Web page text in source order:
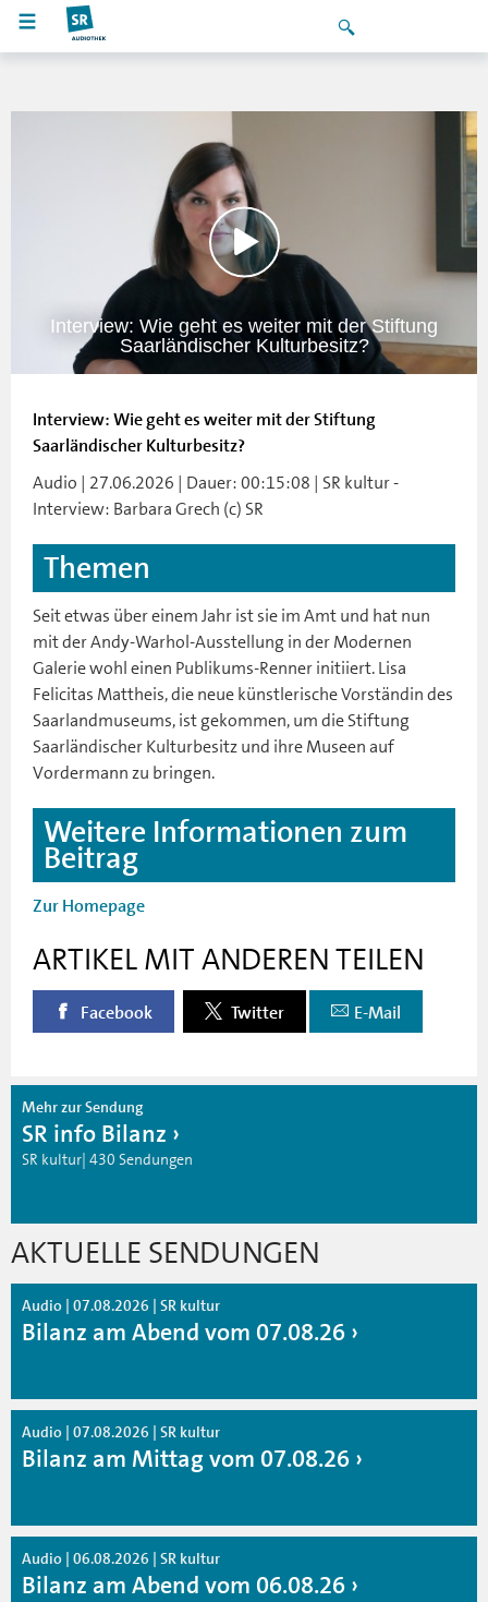
Interview: Wie geht es weiter mit der Stiftung
Saarländischer Kulturbesitz?
Interview: Wie geht es weiter mit der Stiftung
Saarländischer Kulturbesitz?
Audio | 27.06.2026 | Dauer: 00:15:08 | SR kultur -
Interview: Barbara Grech (c) SR
Themen
Seit etwas über einem Jahr ist sie im Amt und hat nun
mit der Andy-Warhol-Ausstellung in der Modernen
Galerie wohl einen Publikums-Renner initiiert. Lisa
Felicitas Mattheis, die neue künstlerische Vorständin des
Saarlandmuseums, ist gekommen, um die Stiftung
Saarländischer Kulturbesitz und ihre Museen auf
Vordermann zu bringen.
Weitere Informationen zum
Beitrag
Zur Homepage
ARTIKEL MIT ANDEREN TEILEN
Facebook Twitter E-Mail
Mehr zur Sendung
SR info Bilanz
SR kultur| 430 Sendungen
AKTUELLE SENDUNGEN
Audio | 07.08.2026 | SR kultur
Bilanz am Abend vom 07.08.26
Audio | 07.08.2026 | SR kultur
Bilanz am Mittag vom 07.08.26
Audio | 06.08.2026 | SR kultur
Bilanz am Abend vom 06.08.26